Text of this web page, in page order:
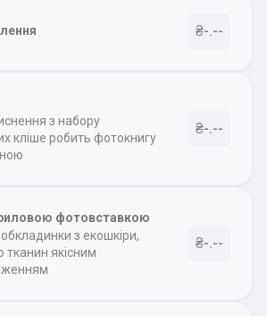
₴-.--
з набору
кліше робить фотокнигу
₴-.--
фотовставкою
з екошкіри,
тканин якісним
₴-.--